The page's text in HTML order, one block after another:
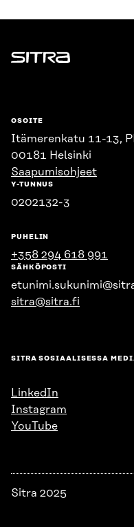
Sitra
OSOITE
Itämerenkatu 11-13,
00181 Helsinki
Saapumisohjeet
Y-TUNNUS
0202132-3
PUHELIN
+358 294 618 991
SÄHKÖPOSTI
sitra@sitra.fi
SITRA SOSIAALISESSA
LinkedIn
Instagram
YouTube
Sitra 2025